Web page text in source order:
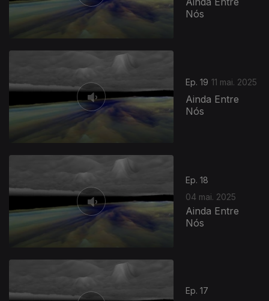
Nós
Ep. 19 11 mai. 2025
Ainda Entre
Nós
Ep. 18
04 mai. 2025
Ainda Entre
Nós
Ep. 17